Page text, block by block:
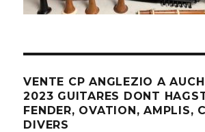
VENTE CP ANGLEZIO A
2023 GUITARES DONT
FENDER, OVATION, AMPLIS,
DIVERS